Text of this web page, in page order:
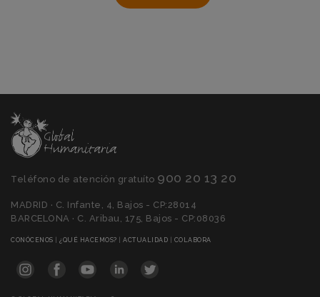
Teléfono de atención gratuíto 900 20 13 20
MADRID · C. Infante, 4, Bajos - CP:28014
BARCELONA · C. Aribau, 175, Bajos - CP:08036
CONÓCENOS (CURRENT)
¿QUÉ HACEMOS? (CURRENT)
ACTUALIDAD (CURRENT)
COLABORA(CURRENT)